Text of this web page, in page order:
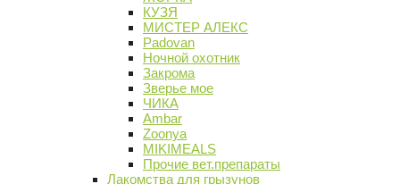
КУЗЯ
МИСТЕР АЛЕКС
Padovan
Ночной охотник
Закрома
Зверье мое
ЧИКА
Ambar
Zoonya
MIKIMEALS
Прочие вет.препараты
Лакомства для грызунов